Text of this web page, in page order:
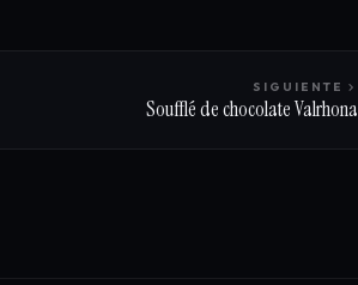
SIGUIENTE
Soufflé de chocolate Valrhona